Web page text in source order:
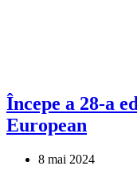
Începe a 28-a
European
8 mai 2024